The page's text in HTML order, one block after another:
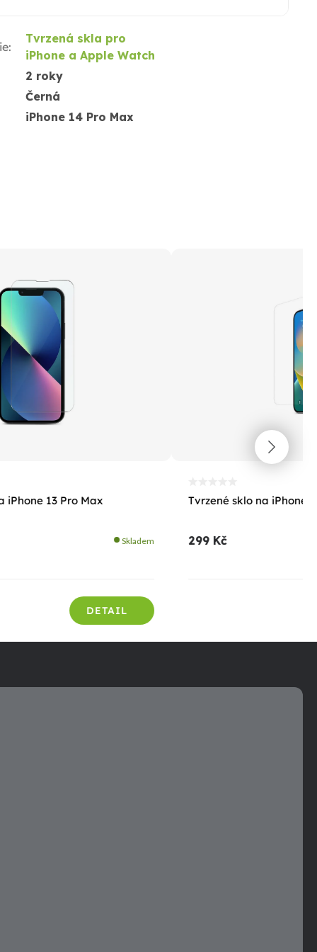
:
Tvrzená skla pro
iPhone a Apple Watch
2 roky
Černá
iPhone 14 Pro Max
iPhone 13 Pro Max
Skladem
DETAIL
Tvrzené sklo na iPhone
299 Kč